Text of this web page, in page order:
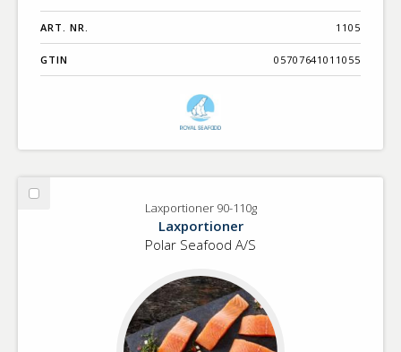
ART. NR. 1105
GTIN 05707641011055
Välj
Laxportioner 90-110g
Laxportioner
Polar Seafood A/S